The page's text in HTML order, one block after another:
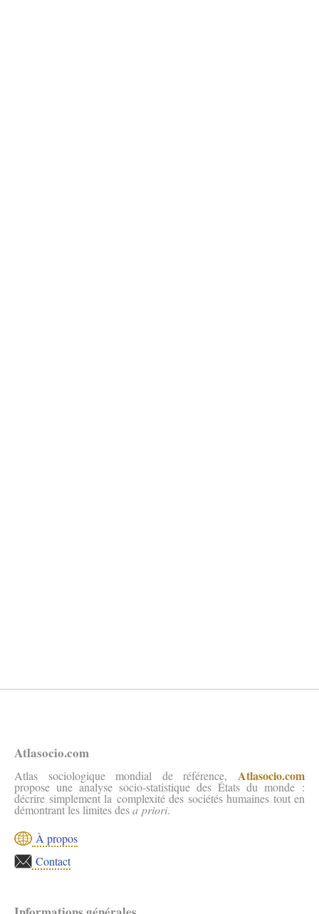
Atlasocio.com
Atlas sociologique mondial de référence, Atlasocio.com
propose une analyse socio-statistique des États du monde :
décrire simplement la complexité des sociétés humaines tout en
démontrant les limites desa priori.
À propos
Contact